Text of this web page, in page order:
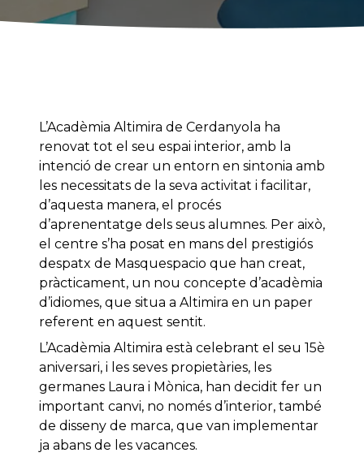
L’Acadèmia Altimira de Cerdanyola ha
renovat tot el seu espai interior, amb la
intenció de crear un entorn en sintonia amb
les necessitats de la seva activitat i facilitar,
d’aquesta manera, el procés
d’aprenentatge dels seus alumnes. Per això,
el centre s’ha posat en mans del prestigiós
despatx de Masquespacio que han creat,
pràcticament, un nou concepte d’acadèmia
d’idiomes, que situa a Altimira en un paper
referent en aquest sentit.
L’Acadèmia Altimira està celebrant el seu 15è
aniversari, i les seves propietàries, les
germanes Laura i Mònica, han decidit fer un
important canvi, no només d’interior, també
de disseny de marca, que van implementar
ja abans de les vacances.